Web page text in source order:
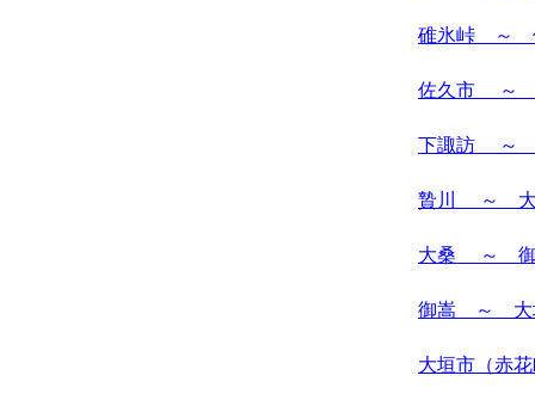
碓氷峠 ～
佐久市 ～
下諏訪 ～
贄川 ～
大桑 ～
御嵩 ～ 大
大垣市（赤